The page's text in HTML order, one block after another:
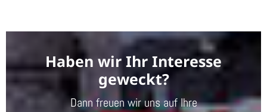
Haben wir Ihr Interesse
geweckt?
Dann freuen wir uns auf Ihre